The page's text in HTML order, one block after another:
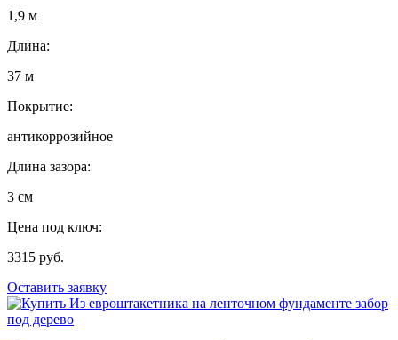
1,9 м
Длина:
37 м
Покрытие:
антикоррозийное
Длина зазора:
3 см
Цена под ключ:
3315 руб.
Оставить заявку